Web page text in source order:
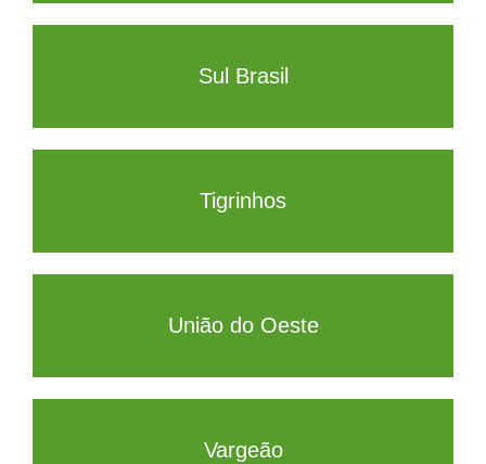
Sul Brasil
Tigrinhos
União do Oeste
Vargeão